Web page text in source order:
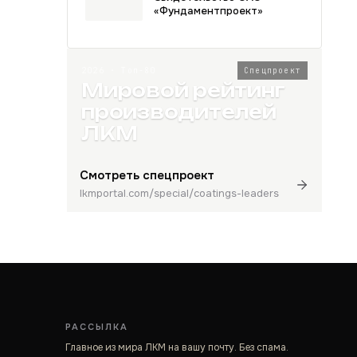
«Фундаментпроект»
Спецпроект
Мировой рейтинг
производителей
ЛКМ
Смотреть спецпроект
lkmportal.com/special/coatings-leaders
РАССЫЛКА
Главное из мира ЛКМ на вашу почту. Без спама.